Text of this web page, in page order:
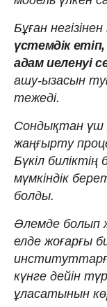
Бұған негізінен
үстемдік
адам иеленуі
ашу-ызасын
тежеді.
Сондықтан үш
жаңғырту
Бүкіл
мүмкіндік
болды.
Әлемде болып
елде жоғарғы
күнге дейін
ұласатынын